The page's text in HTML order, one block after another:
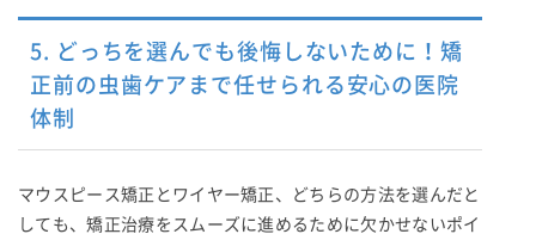
5. どっちを選んでも後悔しないために！矯
正前の虫歯ケアまで任せられる安心の医院
体制
マウスピース矯正とワイヤー矯正、どちらの方法を選んだと
しても、矯正治療をスムーズに進めるために欠かせないポイ